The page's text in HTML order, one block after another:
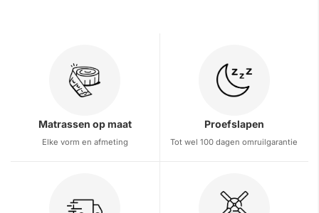
Matrassen op maat
Elke vorm en afmeting
Proefslapen
Tot wel 100 dagen omruilgarantie